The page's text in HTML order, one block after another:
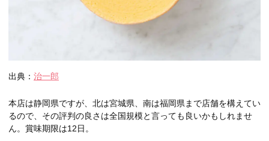
出典： 治一郎
本店は静岡県ですが、北は宮城県、南は福岡県まで店舗を構えてい
るので、その評判の良さは全国規模と言っても良いかもしれませ
ん。賞味期限は12日。